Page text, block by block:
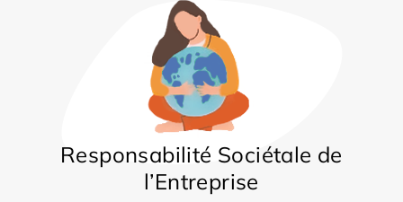
Responsabilité Sociétale de
l’Entreprise